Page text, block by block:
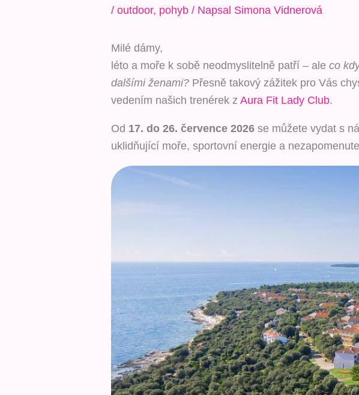
/ outdoor, pohyb/ Napsal Simona Vidnerová
Milé dámy,
léto a moře k sobě neodmyslitelně patří – ale co
dalšími ženami?Přesně takový zážitek pro Vás
vedením našich trenérek z Aura Fit Lady Club.
Od 17. do 26. července 2026se můžete vydat s
uklidňující moře, sportovní energie a